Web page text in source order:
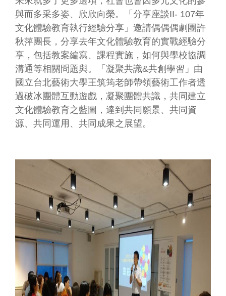
權
政
策
政
府
資
訊
公
開
無
障
明
明
網
資
放
與而多采多姿、欣欣向榮。「分享座談II- 107年
文化體驗教育執行經驗分享」邀請偶偶偶劇團許
秋萍團長，分享去年文化體驗教育的實戰經驗分
享，包括教案編寫、課程實施，如何與學校協調
溝通等相關問題與。「凝聚共識&共創學習」由
國立台北藝術大學王筑筠老師帶領藝術工作者透
過破冰團體互動遊戲，凝聚團體共識，共同建立
文化體驗教育之藍圖，達到共同願景、共同資
源、共同運用、共同成果之展望。